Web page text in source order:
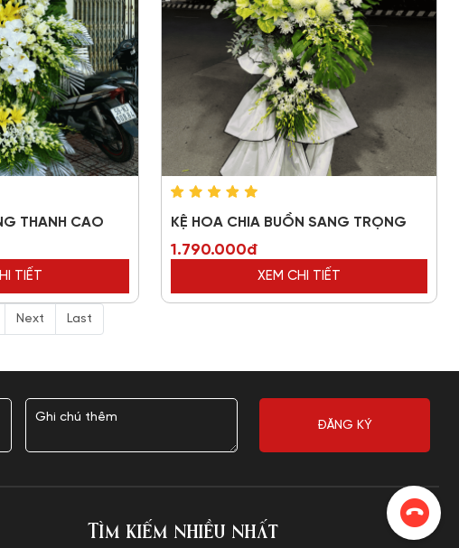
THANH CAO
TIẾT
KỆ HOA CHIA BUỒN SANG TRỌNG
1.790.000đ
XEM CHI TIẾT
Next Last
Tìm kiếm nhiều nhất